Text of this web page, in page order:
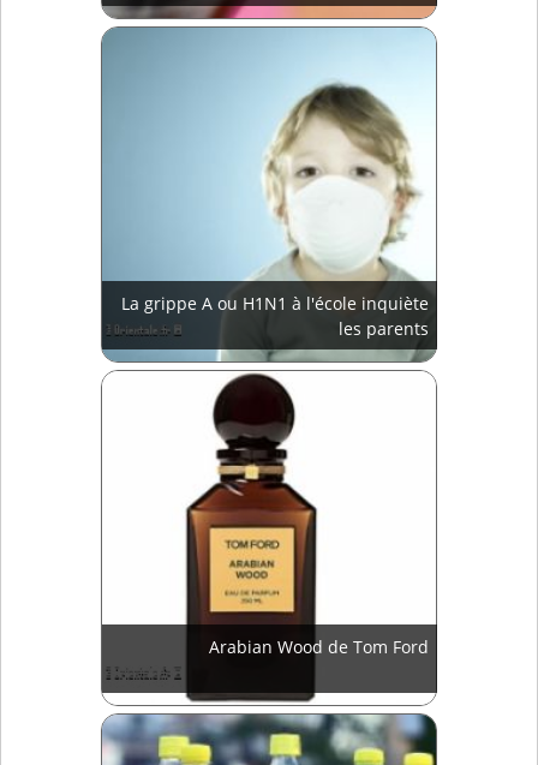
La grippe A ou H1N1 à l'école inquiète
les parents
Arabian Wood de Tom Ford